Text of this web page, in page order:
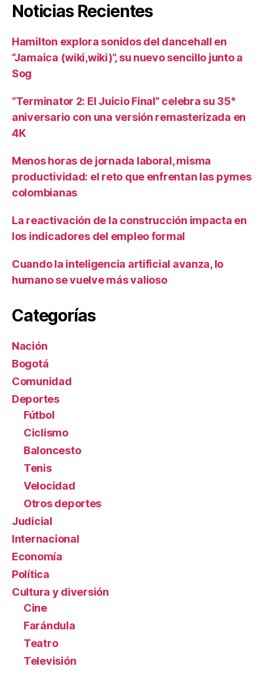
Noticias Recientes
Hamilton explora sonidos del dancehall en
“Jamaica (wiki,wiki)”, su nuevo sencillo junto a
Sog
“Terminator 2: El Juicio Final” celebra su 35°
aniversario con una versión remasterizada en
4K
Menos horas de jornada laboral, misma
productividad: el reto que enfrentan las pymes
colombianas
La reactivación de la construcción impacta en
los indicadores del empleo formal
Cuando la inteligencia artificial avanza, lo
humano se vuelve más valioso
Categorías
Nación
Bogotá
Comunidad
Deportes
Fútbol
Ciclismo
Baloncesto
Tenis
Velocidad
Otros deportes
Judicial
Internacional
Economía
Política
Cultura y diversión
Cine
Farándula
Teatro
Televisión